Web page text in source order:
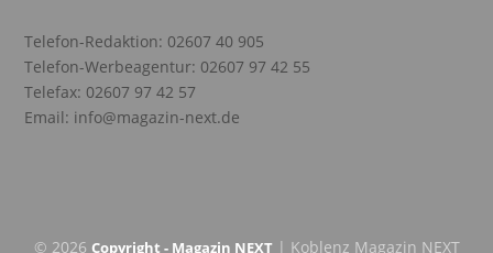
Telefon-Redaktion: 02607 40 905
Telefon-Werbeagentur: 02607 97 42 55
Telefax: 02607 97 42 57
Email: info@magazin-next.de
© 2026 Copyright - Magazin NEXT| Koblenz Magazin NEXT